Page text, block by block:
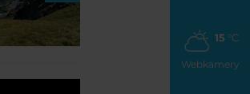
15 °C
Webkamery